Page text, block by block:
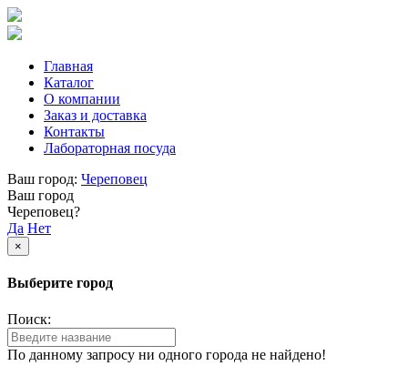
Главная
Каталог
О компании
Заказ и доставка
Контакты
Лабораторная посуда
Ваш город: Череповец
Ваш город
Череповец?
Да Нет
×
Выберите город
Поиск:
По данному запросу ни одного города не найдено!